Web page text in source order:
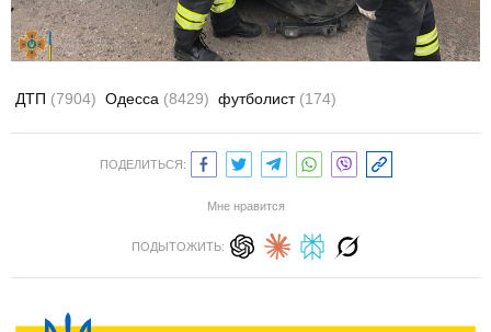
ДТП (7904) Одесса (8429) футболист (174)
ПОДЕЛИТЬСЯ:
Мне нравится
ПОДЫТОЖИТЬ: